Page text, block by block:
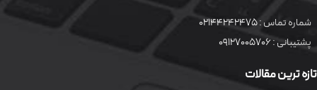
شماره تماس :02144242475
پشتیبانی :09127005706
تازه ترین مقالات